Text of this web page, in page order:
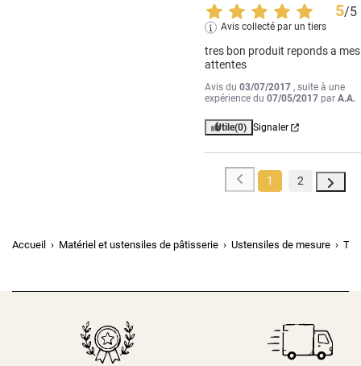
5/5
Avis collecté par un tiers
tres bon produit reponds a mes
attentes
Avis du03/07/2017 , suite à une
expérience du07/05/2017 parA.A.
Utile(0) Signaler
1 2
Accueil Matériel et ustensiles de pâtisserie Ustensiles de mesure